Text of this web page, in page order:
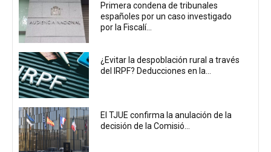
Primera condena de tribunales
españoles por un caso investigado
por la Fiscalí...
¿Evitar la despoblación rural a través
del IRPF? Deducciones en la...
El TJUE confirma la anulación de la
decisión de la Comisió...